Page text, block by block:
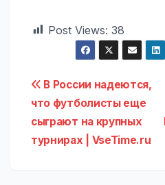
Post Views: 38
Навигация
по
записям
В России надеются,
что футболисты еще
сыграют на крупных
турнирах | VseTime.ru